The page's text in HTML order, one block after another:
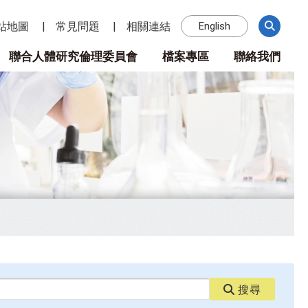
地圖 常見問題 相關連結 English
聯合人體研究倫理委員會 檔案專區 聯絡我們
搜尋